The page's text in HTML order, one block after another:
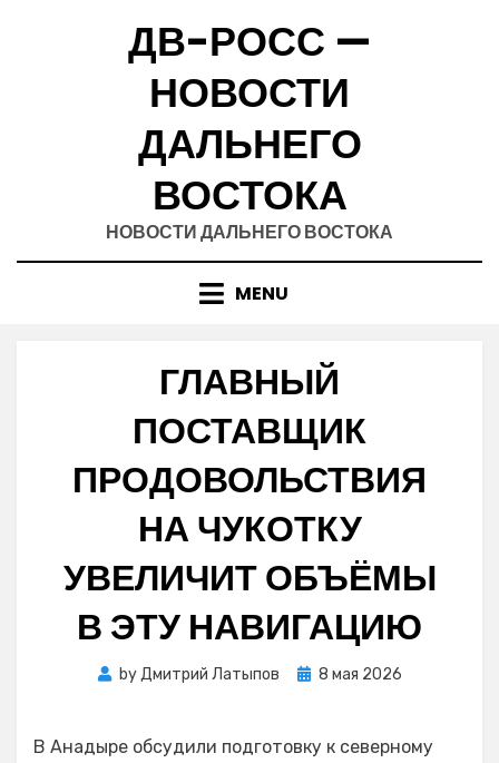
ДВ-РОСС —
НОВОСТИ
ДАЛЬНЕГО
ВОСТОКА
НОВОСТИ ДАЛЬНЕГО ВОСТОКА
MENU
ГЛАВНЫЙ
ПОСТАВЩИК
ПРОДОВОЛЬСТВИЯ
НА ЧУКОТКУ
УВЕЛИЧИТ ОБЪЁМЫ
В ЭТУ НАВИГАЦИЮ
byДмитрий Латыпов
Posted
8 мая 2026
В Анадыре обсудили подготовку к северному